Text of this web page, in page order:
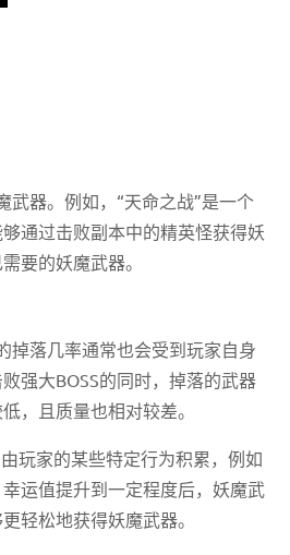
武器。例如，“天命之战”是一个
通过击败副本中的精英怪获得妖
要的妖魔武器。
掉落几率通常也会受到玩家自身
强大BOSS的同时，掉落的武器
，且质量也相对较差。
玩家的某些特定行为积累，例如
运值提升到一定程度后，妖魔武
轻松地获得妖魔武器。